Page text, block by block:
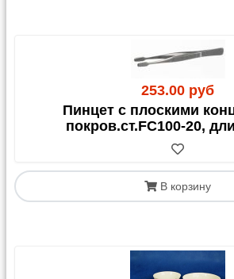
от 1 700,00 руб. в
(окончательная цена зависит от
40,00 руб./км
Дополнительные услуги
предварительному запросу):
Выгрузка: 300,00 руб.
Подъем на этаж: 300,00 руб./
кг.
транспортные
253.00 руб
Пинцет с плоскими
покров.ст.FC100-20,
В корзину